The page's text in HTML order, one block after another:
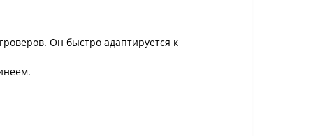
Он быстро адаптируется к